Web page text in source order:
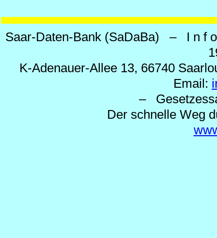
Saar-Daten-Bank (SaDaBa) – I n
K-Adenauer-Allee 13, 66740
Email:
–
Der schnelle Weg